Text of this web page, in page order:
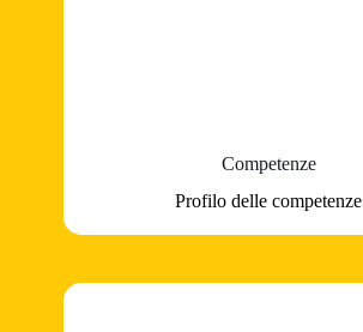
Competenze
Profilo delle competenze